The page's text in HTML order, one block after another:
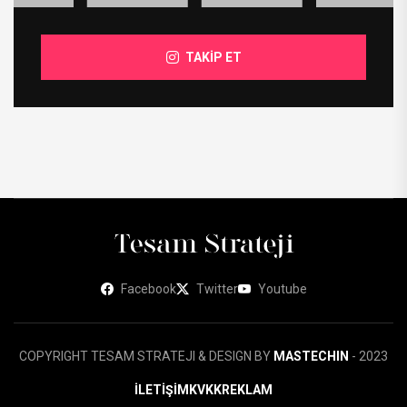
TAKİP ET
Facebook Twitter Youtube
COPYRIGHT TESAM STRATEJI & DESIGN BY MASTECHIN - 2023
İLETİŞİM KVKKREKLAM